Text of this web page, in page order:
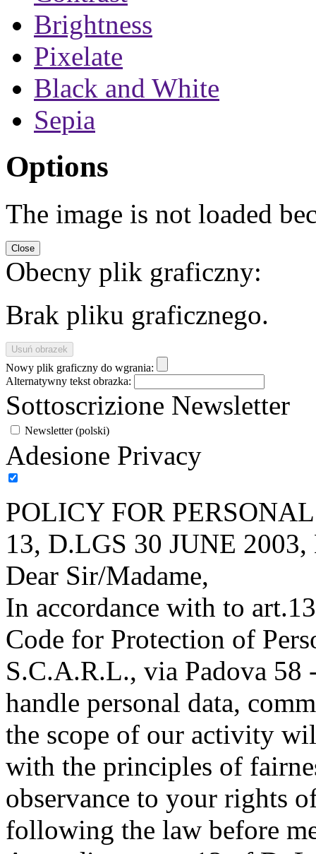
Brightness
Pixelate
Black and White
Sepia
Options
The image is not loaded
Obecny plik graficzny:
Brak pliku graficznego.
Nowy plik graficzny do wgrania:
Alternatywny tekst obrazka:
Sottoscrizione Newsletter
Newsletter (polski)
Adesione Privacy
POLICY FOR
13, D.LGS 30 JUNE
Dear Sir/Madame,
In accordance with to
Code for Protection of
S.C.A.R.L., via Padova 58
handle personal data,
the scope of our activity
with the principles of
observance to your rights
following the law before